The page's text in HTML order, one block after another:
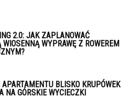
2.0: JAK ZAPLANOWAĆ
WIOSENNĄ WYPRAWĘ Z ROWEREM
BLISKO KRUPÓWEK
NA GÓRSKIE WYCIECZKI